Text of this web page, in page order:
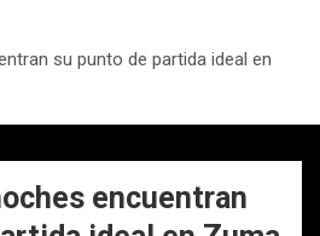
su punto de partida ideal en
encuentran